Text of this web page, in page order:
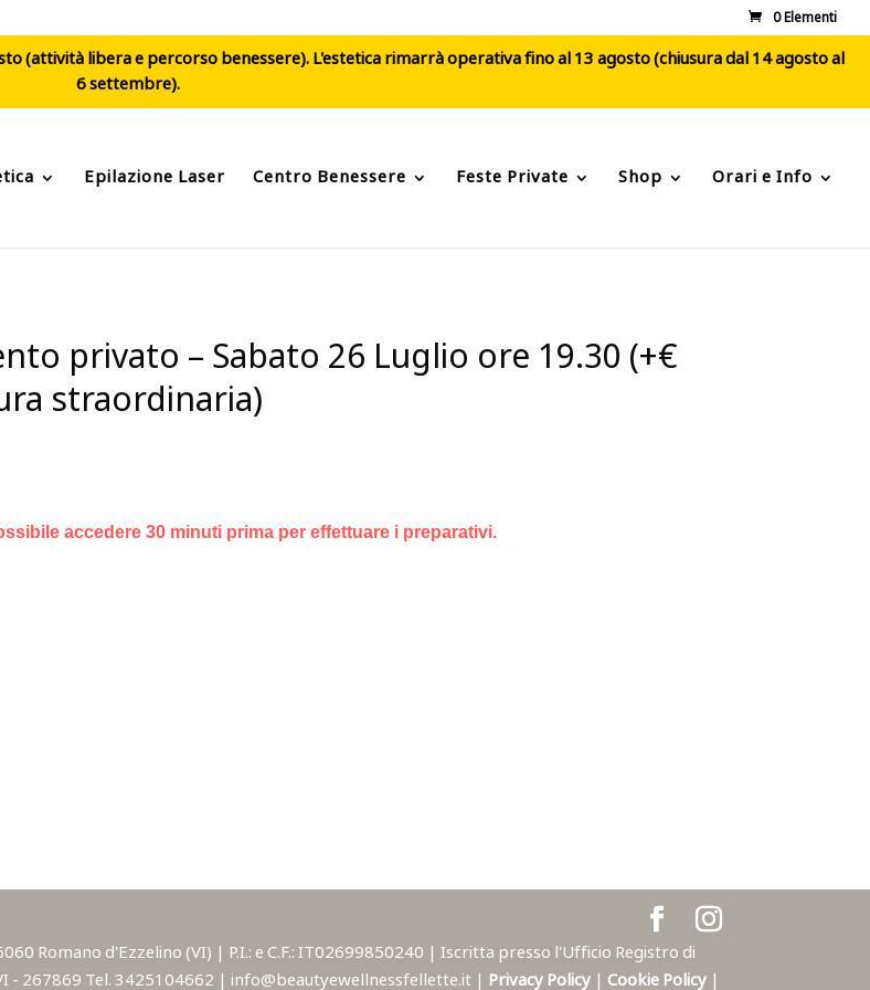
0 Elementi
(attività libera e percorso benessere). L'estetica rimarrà operativa fino al 13 agosto (chiusura dal 14 agosto al
6 settembre).
Epilazione Laser Centro Benessere Feste Private Shop Orari e Info
privato – Sabato 26 Luglio ore 19.30 (+€
straordinaria)
accedere 30 minuti prima per effettuare i preparativi.
Romano d'Ezzelino (VI) | P.I.: e C.F.: IT02699850240 | Iscritta presso l'Ufficio Registro di
- 267869 Tel. 3425104662 | info@beautyewellnessfellette.it | Privacy Policy | Cookie Policy |